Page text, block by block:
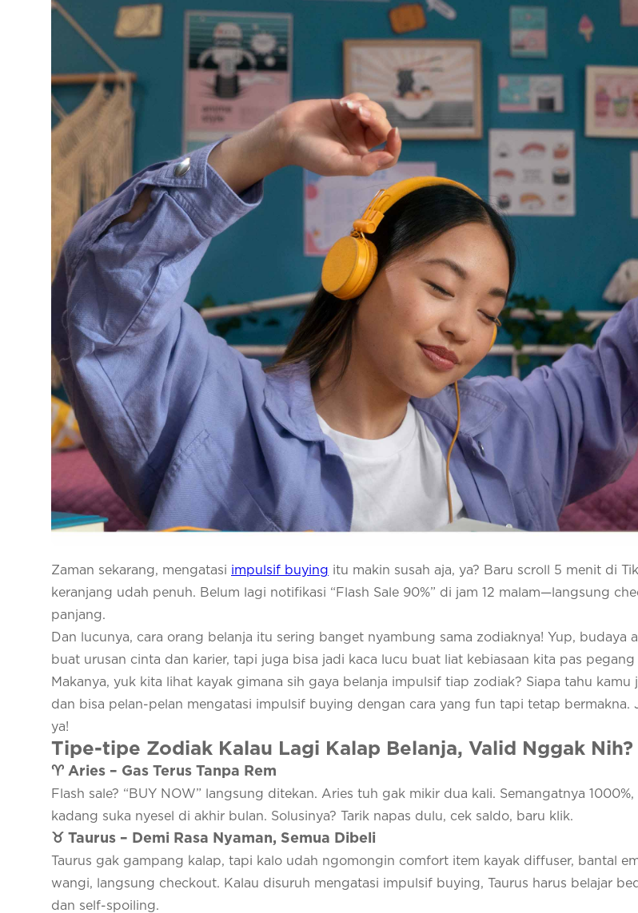
Selfcare
Zaman sekarang, mengatasi impulsif buying itu makin susah aja, ya? Baru scroll 5 menit di
keranjang udah penuh. Belum lagi notifikasi “Flash Sale 90%” di jam 12 malam—langsung
panjang.
Dan lucunya, cara orang belanja itu sering banget nyambung sama zodiaknya! Yup, budaya
buat urusan cinta dan karier, tapi juga bisa jadi kaca lucu buat liat kebiasaan kita pas
Makanya, yuk kita lihat kayak gimana sih gaya belanja impulsif tiap zodiak? Siapa tahu kamu
dan bisa pelan-pelan mengatasi impulsif buying dengan cara yang fun tapi tetap bermakna.
ya!
Tipe-tipe Zodiak Kalau Lagi Kalap Belanja, Valid Nggak Nih?
♈ Aries – Gas Terus Tanpa Rem
Flash sale? “BUY NOW” langsung ditekan. Aries tuh gak mikir dua kali. Semangatnya
kadang suka nyesel di akhir bulan. Solusinya? Tarik napas dulu, cek saldo, baru klik.
♉ Taurus – Demi Rasa Nyaman, Semua Dibeli
Taurus gak gampang kalap, tapi kalo udah ngomongin comfort item kayak diffuser, bantal
wangi, langsung checkout. Kalau disuruh mengatasi impulsif buying, Taurus harus belajar
dan self-spoiling.